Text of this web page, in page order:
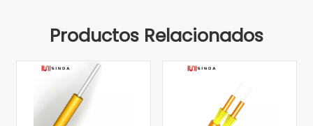
Productos Relacionados